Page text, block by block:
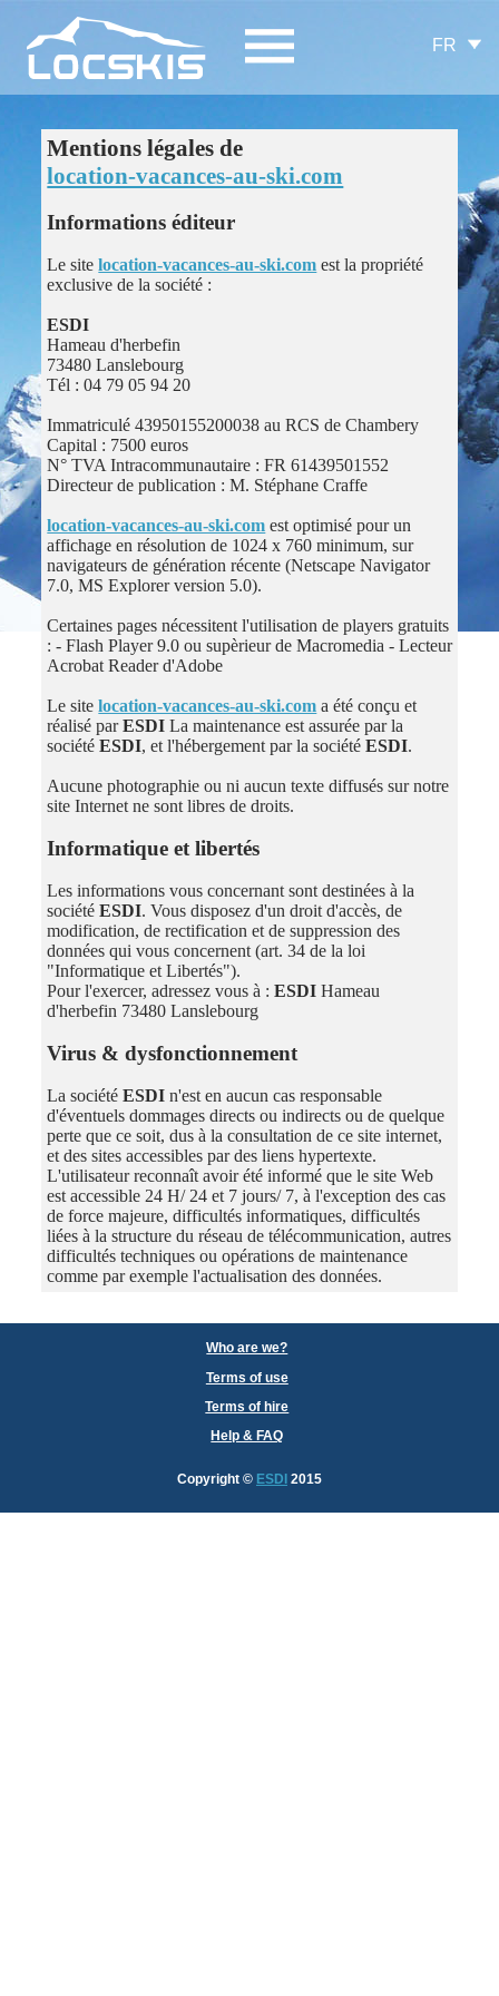
FR
Mentions légales de
location-vacances-au-ski.com
Informations éditeur
Le sitelocation-vacances-au-ski.com est la propriété
exclusive de la société :
ESDI
Hameau d'herbefin
73480 Lanslebourg
Tél : 04 79 05 94 20
Immatriculé 43950155200038 au RCS de Chambery
Capital : 7500 euros
N° TVA Intracommunautaire : FR 61439501552
Directeur de publication : M. Stéphane Craffe
location-vacances-au-ski.com est optimisé pour un
affichage en résolution de 1024 x 760 minimum, sur
navigateurs de génération récente (Netscape Navigator
7.0, MS Explorer version 5.0).
Certaines pages nécessitent l'utilisation de players gratuits
: - Flash Player 9.0 ou supèrieur de Macromedia - Lecteur
Acrobat Reader d'Adobe
Le sitelocation-vacances-au-ski.com a été conçu et
réalisé parESDI La maintenance est assurée par la
sociétéESDI, et l'hébergement par la sociétéESDI.
Aucune photographie ou ni aucun texte diffusés sur notre
site Internet ne sont libres de droits.
Informatique et libertés
Les informations vous concernant sont destinées à la
sociétéESDI. Vous disposez d'un droit d'accès, de
modification, de rectification et de suppression des
données qui vous concernent (art. 34 de la loi
"Informatique et Libertés").
Pour l'exercer, adressez vous à :ESDI Hameau
d'herbefin 73480 Lanslebourg
Virus & dysfonctionnement
La sociétéESDI n'est en aucun cas responsable
d'éventuels dommages directs ou indirects ou de quelque
perte que ce soit, dus à la consultation de ce site internet,
et des sites accessibles par des liens hypertexte.
L'utilisateur reconnaît avoir été informé que le site Web
est accessible 24 H/ 24 et 7 jours/ 7, à l'exception des cas
de force majeure, difficultés informatiques, difficultés
liées à la structure du réseau de télécommunication, autres
difficultés techniques ou opérations de maintenance
comme par exemple l'actualisation des données.
Who are we?
Terms of use
Terms of hire
Help & FAQ
Copyright © ESDI 2015